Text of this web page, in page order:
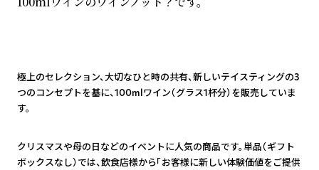
極上のセレクション、大切なひと時の共有、新しいテイスティングの3
つのコンセプトを基に、100mlワイン（グラス1杯分）を販売していま
す。
クリスマスや母の日などのイベントに人気の商品です。単品（ギフト
ボックスなし）では、飲食店様から「お客様に新しい体験価値をご提供